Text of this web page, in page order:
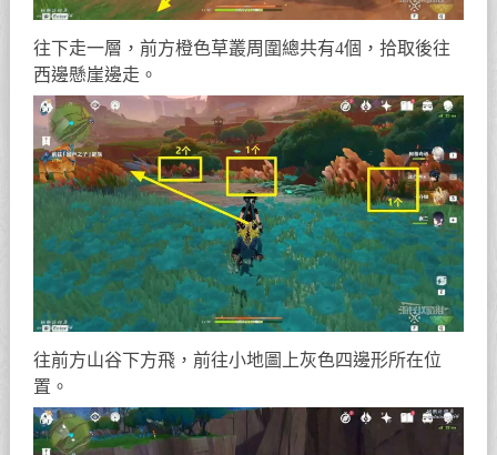
往下走一層，前方橙色草叢周圍總共有4個，拾取後往
西邊懸崖邊走。
往前方山谷下方飛，前往小地圖上灰色四邊形所在位
置。